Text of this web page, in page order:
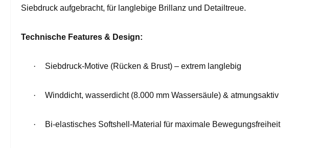
Siebdruck aufgebracht, für langlebige Brillanz und Detailtreue.
Technische Features & Design:
· Siebdruck-Motive (Rücken & Brust) – extrem langlebig
· Winddicht, wasserdicht (8.000 mm Wassersäule) & atmungsaktiv
· Bi-elastisches Softshell-Material für maximale Bewegungsfreiheit